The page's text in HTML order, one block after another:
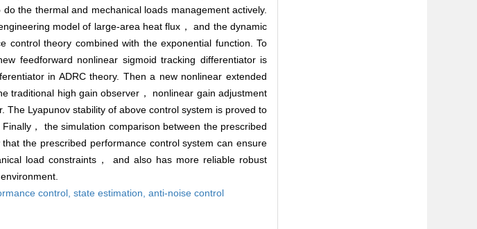
the thermal and mechanical loads management actively.
model of large-area heat flux， and the dynamic
control theory combined with the exponential function. To
feedforward nonlinear sigmoid tracking differentiator is
in ADRC theory. Then a new nonlinear extended
traditional high gain observer， nonlinear gain adjustment
Lyapunov stability of above control system is proved to
， the simulation comparison between the prescribed
the prescribed performance control system can ensure
load constraints， and also has more reliable robust
control, state estimation, anti-noise control